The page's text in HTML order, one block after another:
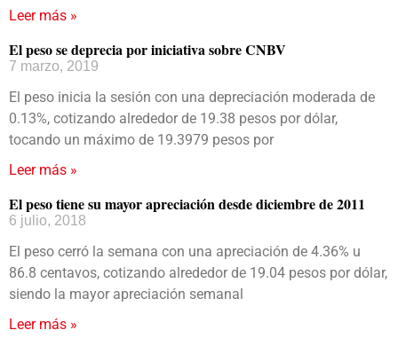
Leer más »
El peso se deprecia por iniciativa sobre CNBV
7 marzo, 2019
El peso inicia la sesión con una depreciación moderada de
0.13%, cotizando alrededor de 19.38 pesos por dólar,
tocando un máximo de 19.3979 pesos por
Leer más »
El peso tiene su mayor apreciación desde diciembre de 2011
6 julio, 2018
El peso cerró la semana con una apreciación de 4.36% u
86.8 centavos, cotizando alrededor de 19.04 pesos por dólar,
siendo la mayor apreciación semanal
Leer más »